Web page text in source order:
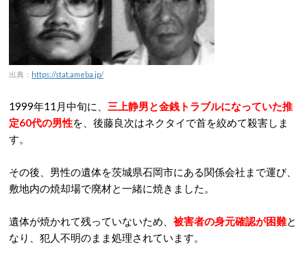
出典： https://stat.ameba.jp/
1999年11月中旬に、 三上静男と金銭トラブルになっていた推
定60代の男性を、後藤良次はネクタイで首を絞めて殺害しま
す。
その後、 男性の遺体を茨城県石岡市にある関係会社まで運び、
敷地内の焼却場で廃材と一緒に焼きました。
遺体が焼かれて残っていないため、 被害者の身元確認が困難と
なり、犯人不明のまま処理されています。